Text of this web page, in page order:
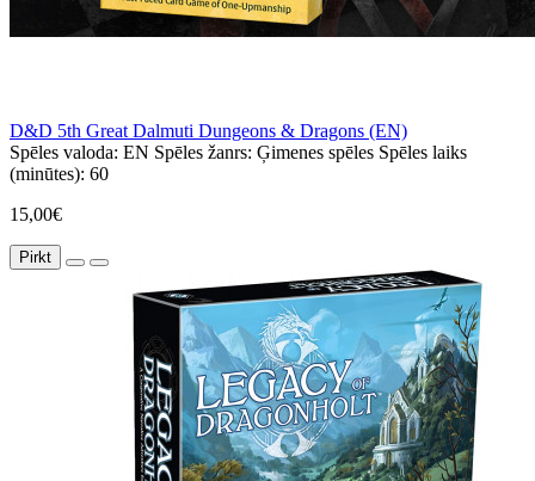
D&D 5th Great Dalmuti Dungeons & Dragons (EN)
Spēles valoda: EN Spēles žanrs: Ģimenes spēles Spēles laiks
(minūtes): 60
15,00€
Pirkt